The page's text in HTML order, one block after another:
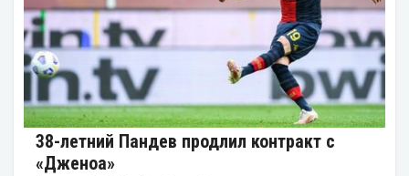
38-летний Пандев продлил контракт с
«Дженоа»